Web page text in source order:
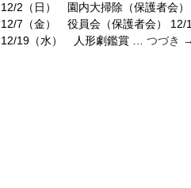
12/2（日） 園内大掃除（保護者会
12/7（金） 役員会（保護者会）
12/19（水） 人形劇鑑賞 … つづき →